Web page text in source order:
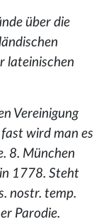
über die
lateinischen
Vereinigung
wird man es
8. München
1778. Steht
nostr. temp.
Parodie.